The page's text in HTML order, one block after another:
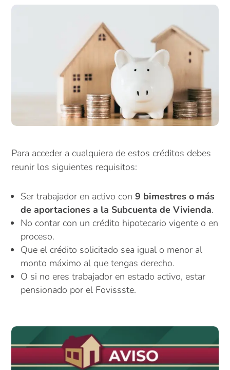
Para acceder a cualquiera de estos créditos debes
reunir los siguientes requisitos:
Ser trabajador en activo con9 bimestres o más
de aportaciones a la Subcuenta de Vivienda.
No contar con un crédito hipotecario vigente o en
proceso.
Que el crédito solicitado sea igual o menor al
monto máximo al que tengas derecho.
O si no eres trabajador en estado activo, estar
pensionado por el Fovissste.